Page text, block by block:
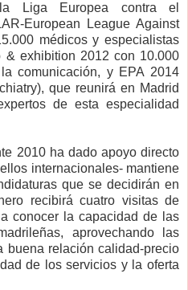
Liga Europea contra el
European League Against
médicos y especialistas
& exhibition 2012 con 10.000
comunicación, y EPA 2014
que reunirá en Madrid
de esta especialidad
2010 ha dado apoyo directo
internacionales- mantiene
que se decidirán en
recibirá cuatro visitas de
conocer la capacidad de las
aprovechando las
buena relación calidad-precio
de los servicios y la oferta